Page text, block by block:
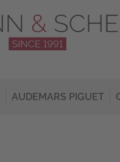
AUDEMARS PIGUET